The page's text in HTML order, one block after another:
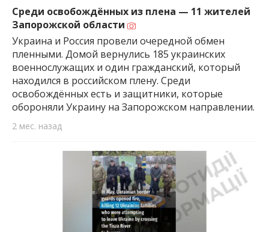
Среди освобождённых из плена — 11 жителей
Запорожской области
Украина и Россия провели очередной обмен
пленными. Домой вернулись 185 украинских
военнослужащих и один гражданский, который
находился в российском плену. Среди
освобождённых есть и защитники, которые
обороняли Украину на Запорожском направлении.
2 мес. назад